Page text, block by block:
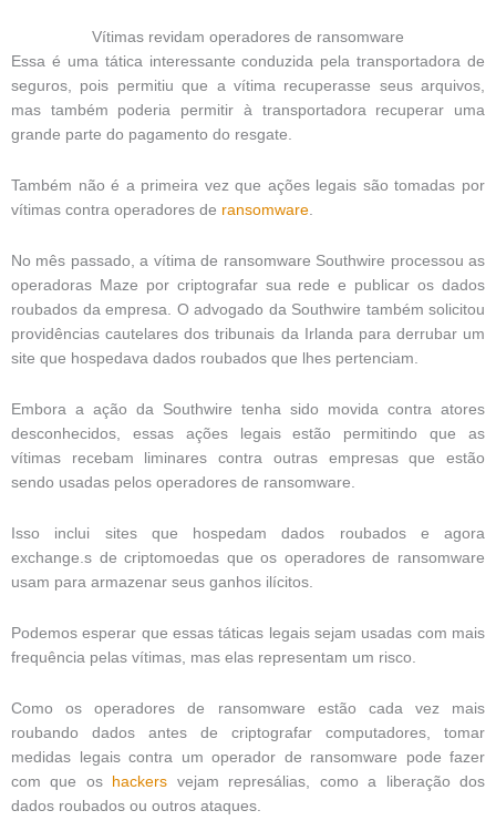
Vítimas revidam operadores de ransomware
Essa é uma tática interessante conduzida pela transportadora de
seguros, pois permitiu que a vítima recuperasse seus arquivos,
mas também poderia permitir à transportadora recuperar uma
grande parte do pagamento do resgate.
Também não é a primeira vez que ações legais são tomadas por
vítimas contra operadores de ransomware.
No mês passado, a vítima de ransomware Southwire processou as
operadoras Maze por criptografar sua rede e publicar os dados
roubados da empresa. O advogado da Southwire também solicitou
providências cautelares dos tribunais da Irlanda para derrubar um
site que hospedava dados roubados que lhes pertenciam.
Embora a ação da Southwire tenha sido movida contra atores
desconhecidos, essas ações legais estão permitindo que as
vítimas recebam liminares contra outras empresas que estão
sendo usadas pelos operadores de ransomware.
Isso inclui sites que hospedam dados roubados e agora
exchange.s de criptomoedas que os operadores de ransomware
usam para armazenar seus ganhos ilícitos.
Podemos esperar que essas táticas legais sejam usadas com mais
frequência pelas vítimas, mas elas representam um risco.
Como os operadores de ransomware estão cada vez mais
roubando dados antes de criptografar computadores, tomar
medidas legais contra um operador de ransomware pode fazer
com que os
hackers vejam represálias, como a liberação dos
dados roubados ou outros ataques.